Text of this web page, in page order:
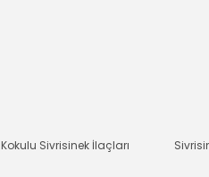
Kokulu Sivrisinek İlaçları